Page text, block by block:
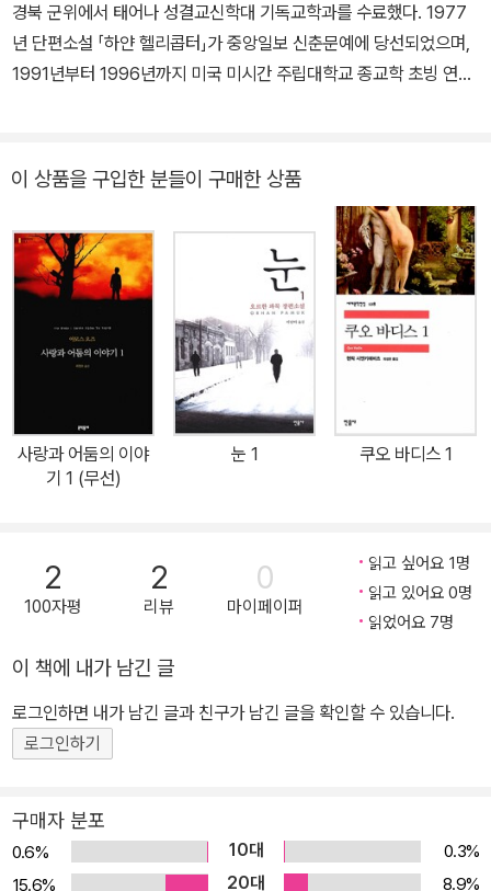
비상과 추락>(1975), 4부작<금양모피>(1978~1986) 등이 있고,
희곡으로 <에덴에서 동쪽으로>, <흡혈귀를 잡는 법>(1977) 등이
있으며, 라디오 극 대본으로 <안녕, 동무여, 안녕>, <테세우스여, 정
경북 군위에서 태어나 성결교신학대 기독교학과를 수료했다. 1977
년 단편소설 「하얀 헬리콥터」가 중앙일보 신춘문예에 당선되었으며,
1991년부터 1996년까지 미국 미시간 주립대학교 종교학 초빙 연구
로 『하얀 헬리콥터』, 『외길보기 두길보기』, 『나비 넥타이』가 있으며
다. 그 밖에 『어른의 학교』, 『무지개와 프리즘』, 『이윤기의 그리스 로
마 신화』, 『꽃아 꽃아 문 열어라』 등의 저서가 있으며, 보리슬라프 페
키치의 『기적의 시대』, 움베르토 에코의 『장미의 이름』, 『장미의 이름
작가 노트』, 『푸코의 진자』, 『전날의 섬』을 비롯해 칼 구스타프 융의
『인간과 상징』, 니코스 카잔차키스의 『미할리스 대장』 등 다수의 책
을 번역했다. 2010년 8월 27일 별세했다.
이 상품을 구입한 분들이 구매한 상품
사랑과 어둠의 이야
기 1 (무선)
눈 1 쿠오 바디스 1
2
100자평
2
리뷰
0
마이페이퍼
읽고 싶어요 1명
읽고 있어요 0명
읽었어요 7명
이 책에 내가 남긴 글
로그인하면 내가 남긴 글과 친구가 남긴 글을 확인할 수 있습니다.
로그인하기
구매자 분포
0.6% 10대
0.3%
15.6%
20대 8.9%